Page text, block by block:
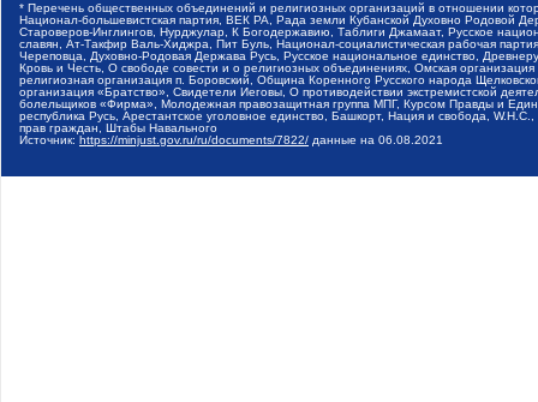
* Перечень общественных объединений и религиозных организаций в отношении
Национал-большевистская партия, ВЕК РА, Рада земли Кубанской Духовно Родовой
Староверов-Инглингов, Нурджулар, К Богодержавию, Таблиги Джамаат, Русское
славян, Ат-Такфир Валь-Хиджра, Пит Буль, Национал-социалистическая рабочая
Череповца, Духовно-Родовая Держава Русь, Русское национальное единство,
Кровь и Честь, О свободе совести и о религиозных объединениях, Омская
религиозная организация п. Боровский, Община Коренного Русского народа
организация «Братство», Свидетели Иеговы, О противодействии экстремистской
болельщиков «Фирма», Молодежная правозащитная группа МПГ, Курсом Правды и
республика Русь, Арестантское уголовное единство, Башкорт, Нация и свобода,
прав граждан, Штабы Навального
Источник: https://minjust.gov.ru/ru/documents/7822/ данные на 06.08.2021